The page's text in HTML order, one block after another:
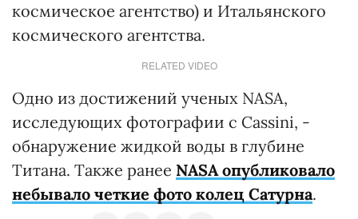
космическое агентство) и Итальянского
космического агентства.
RELATED VIDEO
Одно из достижений ученых NASA,
исследующих фотографии с Cassini, -
обнаружение жидкой воды в глубине
Титана. Также ранее NASA опубликовало
небывало четкие фото колец Сатурна.